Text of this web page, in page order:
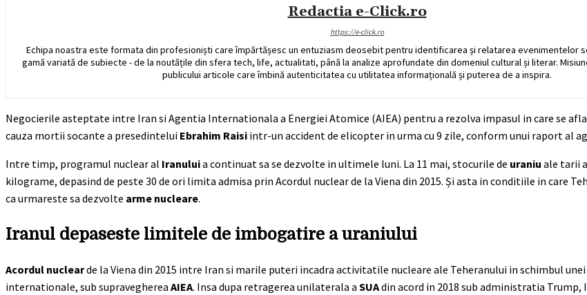
Redactia e-Click.ro
https://e-click.ro
Echipa noastra este formata din profesioniști care împărtășesc un entuziasm deosebit pentru identificarea și relatarea evenimentelor
gamă variată de subiecte - de la noutățile din sfera tech, life, actualitati, până la analize aprofundate din domeniul cultural și literar.
publicului articole care îmbină autenticitatea cu utilitatea informațională și puterea de a inspira.
Negocierile asteptate intre Iran si Agentia Internationala a Energiei Atomice (AIEA) pentru a rezolva impasul in care se
cauza mortii socante a presedintelui Ebrahim Raisi intr-un accident de elicopter in urma cu 9 zile, conform unui raport al
Intre timp, programul nuclear al Iranuluia continuat sa se dezvolte in ultimele luni. La 11 mai, stocurile de uraniu ale tarii
kilograme, depasind de peste 30 de ori limita admisa prin Acordul nuclear de la Viena din 2015. Și asta in conditiile in care
ca urmareste sa dezvolte arme nucleare.
Iranul depaseste limitele de imbogatire a uraniului
Acordul nuclearde la Viena din 2015 intre Iran si marile puteri incadra activitatile nucleare ale Teheranului in schimbul
internationale, sub supravegherea AIEA. Insa dupa retragerea unilaterala a SUAdin acord in 2018 sub administratia Trump,